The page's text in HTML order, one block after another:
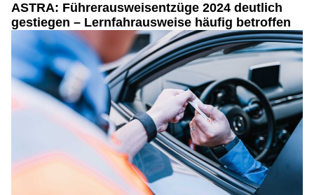
ASTRA: Führerausweisentzüge 2024 deutlich
gestiegen – Lernfahrausweise häufig betroffen